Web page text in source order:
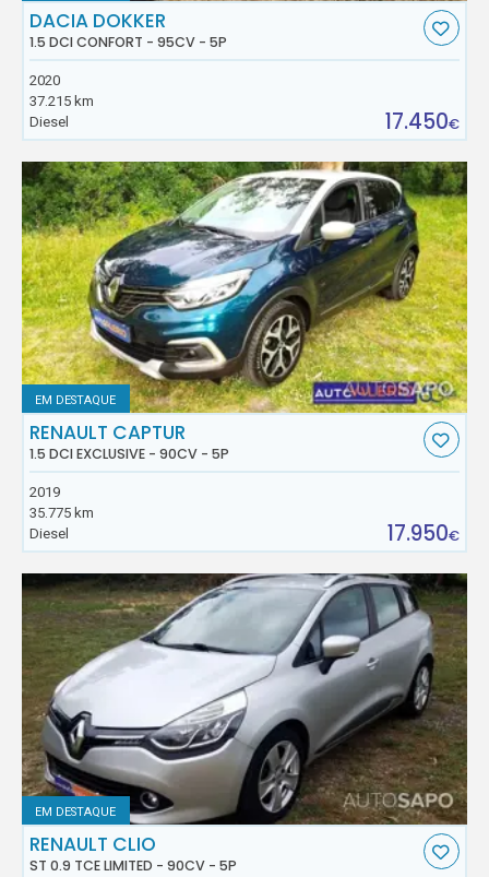
DACIA DOKKER
1.5 DCI CONFORT - 95CV - 5P
2020
37.215 km
Diesel
17.450€
EM DESTAQUE
RENAULT CAPTUR
1.5 DCI EXCLUSIVE - 90CV - 5P
2019
35.775 km
Diesel
17.950€
EM DESTAQUE
RENAULT CLIO
ST 0.9 TCE LIMITED - 90CV - 5P